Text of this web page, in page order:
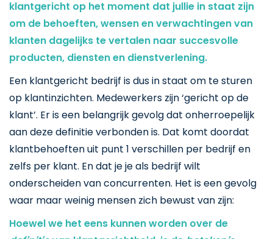
klantgericht op het moment dat jullie in staat zijn
om de behoeften, wensen en verwachtingen van
klanten dagelijks te vertalen naar succesvolle
producten, diensten en dienstverlening.
Een klantgericht bedrijf is dus in staat om te sturen
op klantinzichten. Medewerkers zijn ‘gericht op de
klant’. Er is een belangrijk gevolg dat onherroepelijk
aan deze definitie verbonden is. Dat komt doordat
klantbehoeften uit punt 1 verschillen per bedrijf en
zelfs per klant. En dat je je als bedrijf wilt
onderscheiden van concurrenten. Het is een gevolg
waar maar weinig mensen zich bewust van zijn:
Hoewel we het eens kunnen worden over de